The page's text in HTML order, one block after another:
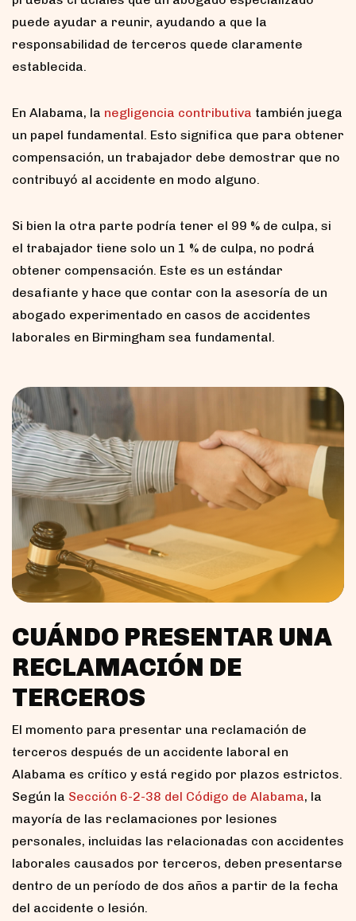
puede ayudar a reunir, ayudando a que la
responsabilidad de terceros quede claramente
establecida.
En Alabama, la negligencia contributiva también juega
un papel fundamental. Esto significa que para obtener
compensación, un trabajador debe demostrar que no
contribuyó al accidente en modo alguno.
Si bien la otra parte podría tener el 99 % de culpa, si
el trabajador tiene solo un 1 % de culpa, no podrá
obtener compensación. Este es un estándar
desafiante y hace que contar con la asesoría de un
abogado experimentado en casos de accidentes
laborales en Birmingham sea fundamental.
CUÁNDO PRESENTAR UNA
RECLAMACIÓN DE
TERCEROS
El momento para presentar una reclamación de
terceros después de un accidente laboral en
Alabama es crítico y está regido por plazos estrictos.
Según la Sección 6-2-38 del Código de Alabama, la
mayoría de las reclamaciones por lesiones
personales, incluidas las relacionadas con accidentes
laborales causados por terceros, deben presentarse
dentro de un período de dos años a partir de la fecha
del accidente o lesión.